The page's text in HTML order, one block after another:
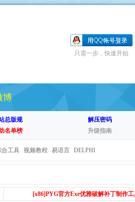
只需一步，快速开始
博
总版规
名单榜
解压密码
升级指南
合工具 视频教程 易语言 DELPHI
[x86]PYG官方Exe优雅破解补丁制作